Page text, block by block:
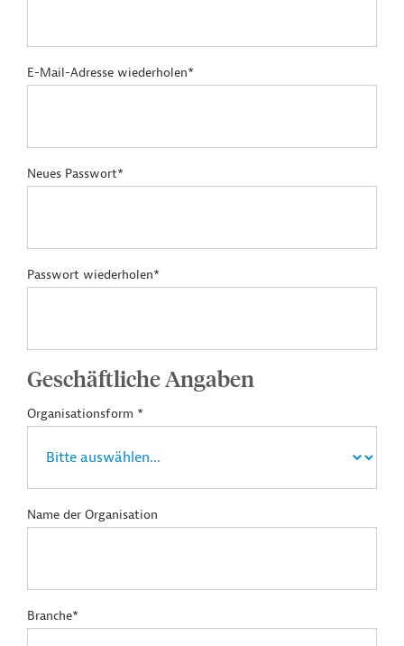
E-Mail-Adresse wiederholen*
Neues Passwort*
Passwort wiederholen*
Geschäftliche Angaben
Organisationsform *
Name der Organisation
Branche*